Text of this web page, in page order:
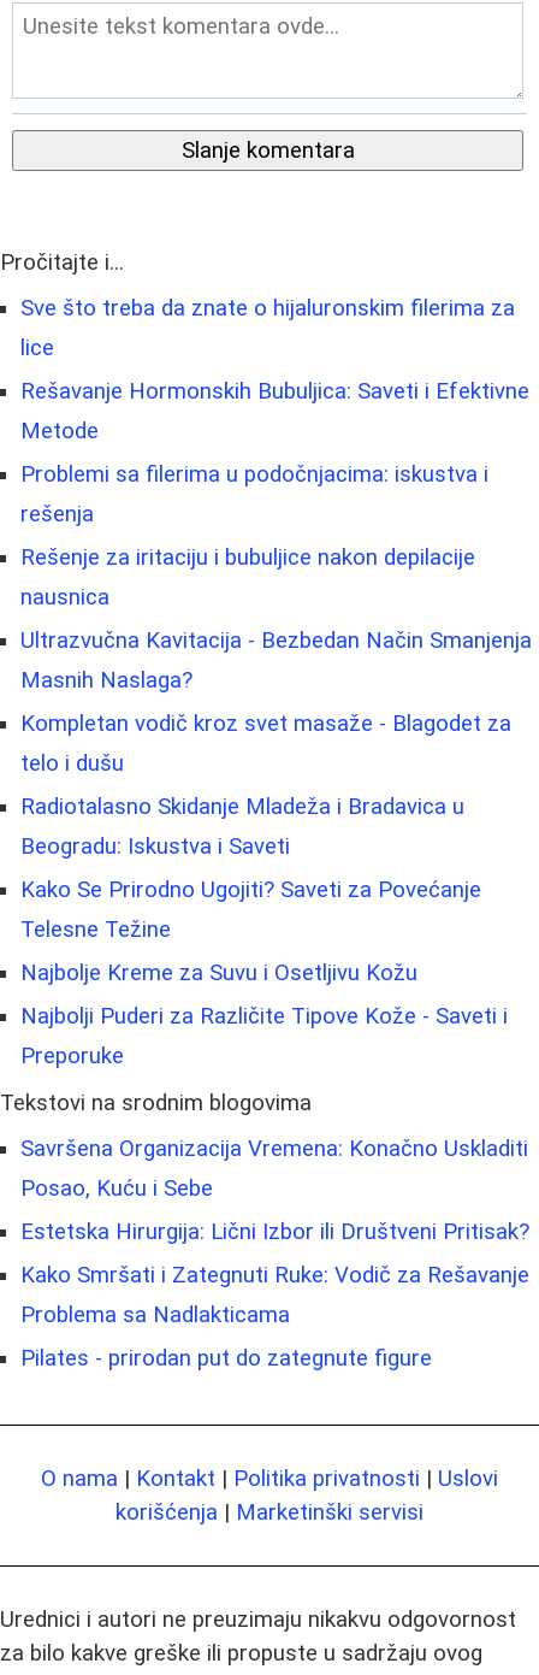
Slanje komentara
Pročitajte i...
Sve što treba da znate o hijaluronskim filerima za
lice
Rešavanje Hormonskih Bubuljica: Saveti i Efektivne
Metode
Problemi sa filerima u podočnjacima: iskustva i
rešenja
Rešenje za iritaciju i bubuljice nakon depilacije
nausnica
Ultrazvučna Kavitacija - Bezbedan Način Smanjenja
Masnih Naslaga?
Kompletan vodič kroz svet masaže - Blagodet za
telo i dušu
Radiotalasno Skidanje Mladeža i Bradavica u
Beogradu: Iskustva i Saveti
Kako Se Prirodno Ugojiti? Saveti za Povećanje
Telesne Težine
Najbolje Kreme za Suvu i Osetljivu Kožu
Najbolji Puderi za Različite Tipove Kože - Saveti i
Preporuke
Tekstovi na srodnim blogovima
Savršena Organizacija Vremena: Konačno Uskladiti
Posao, Kuću i Sebe
Estetska Hirurgija: Lični Izbor ili Društveni Pritisak?
Kako Smršati i Zategnuti Ruke: Vodič za Rešavanje
Problema sa Nadlakticama
Pilates - prirodan put do zategnute figure
O nama | Kontakt | Politika privatnosti | Uslovi
korišćenja | Marketinški servisi
Urednici i autori ne preuzimaju nikakvu odgovornost
za bilo kakve greške ili propuste u sadržaju ovog